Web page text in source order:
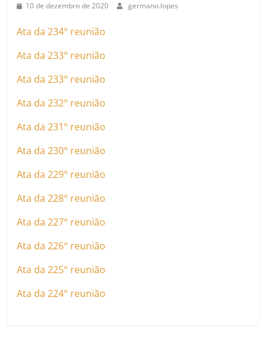
10 de dezembro de 2020 germano.lopes
Ata da 234° reunião
Ata da 233° reunião
Ata da 233° reunião
Ata da 232° reunião
Ata da 231° reunião
Ata da 230° reunião
Ata da 229° reunião
Ata da 228° reunião
Ata da 227° reunião
Ata da 226° reunião
Ata da 225° reunião
Ata da 224° reunião